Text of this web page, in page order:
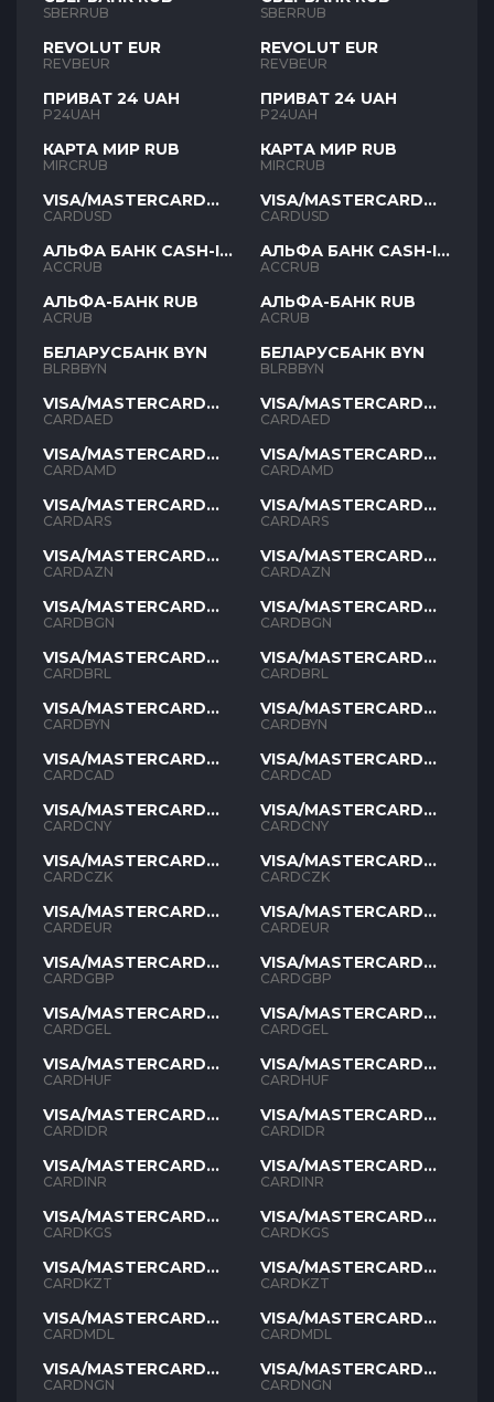
SBERRUB
REVOLUT EUR
REVBEUR
ПРИВАТ 24 UAH
P24UAH
КАРТА МИР RUB
MIRCRUB
VISA/MASTERCARD
USD
CARDUSD
АЛЬФА БАНК CASH-IN
RUB
ACCRUB
АЛЬФА-БАНК RUB
ACRUB
БЕЛАРУСБАНК BYN
BLRBBYN
VISA/MASTERCARD
AED
CARDAED
VISA/MASTERCARD
AMD
CARDAMD
VISA/MASTERCARD
ARS
CARDARS
VISA/MASTERCARD
AZN
CARDAZN
VISA/MASTERCARD
BGN
CARDBGN
VISA/MASTERCARD
BRL
CARDBRL
VISA/MASTERCARD
BYN
CARDBYN
VISA/MASTERCARD
CAD
CARDCAD
VISA/MASTERCARD
CNY
CARDCNY
VISA/MASTERCARD
CZK
CARDCZK
VISA/MASTERCARD
EUR
CARDEUR
VISA/MASTERCARD
GBP
CARDGBP
VISA/MASTERCARD
GEL
CARDGEL
VISA/MASTERCARD
HUF
CARDHUF
VISA/MASTERCARD
IDR
CARDIDR
VISA/MASTERCARD
INR
CARDINR
VISA/MASTERCARD
KGS
CARDKGS
VISA/MASTERCARD
KZT
CARDKZT
VISA/MASTERCARD
MDL
CARDMDL
VISA/MASTERCARD
NGN
CARDNGN
SBERRUB
REVOLUT EUR
REVBEUR
ПРИВАТ 24 UAH
P24UAH
КАРТА МИР RUB
MIRCRUB
VISA/MASTERCARD
USD
CARDUSD
АЛЬФА БАНК CASH-IN
RUB
ACCRUB
АЛЬФА-БАНК RUB
ACRUB
БЕЛАРУСБАНК BYN
BLRBBYN
VISA/MASTERCARD
AED
CARDAED
VISA/MASTERCARD
AMD
CARDAMD
VISA/MASTERCARD
ARS
CARDARS
VISA/MASTERCARD
AZN
CARDAZN
VISA/MASTERCARD
BGN
CARDBGN
VISA/MASTERCARD
BRL
CARDBRL
VISA/MASTERCARD
BYN
CARDBYN
VISA/MASTERCARD
CAD
CARDCAD
VISA/MASTERCARD
CNY
CARDCNY
VISA/MASTERCARD
CZK
CARDCZK
VISA/MASTERCARD
EUR
CARDEUR
VISA/MASTERCARD
GBP
CARDGBP
VISA/MASTERCARD
GEL
CARDGEL
VISA/MASTERCARD
HUF
CARDHUF
VISA/MASTERCARD
IDR
CARDIDR
VISA/MASTERCARD
INR
CARDINR
VISA/MASTERCARD
KGS
CARDKGS
VISA/MASTERCARD
KZT
CARDKZT
VISA/MASTERCARD
MDL
CARDMDL
VISA/MASTERCARD
NGN
CARDNGN